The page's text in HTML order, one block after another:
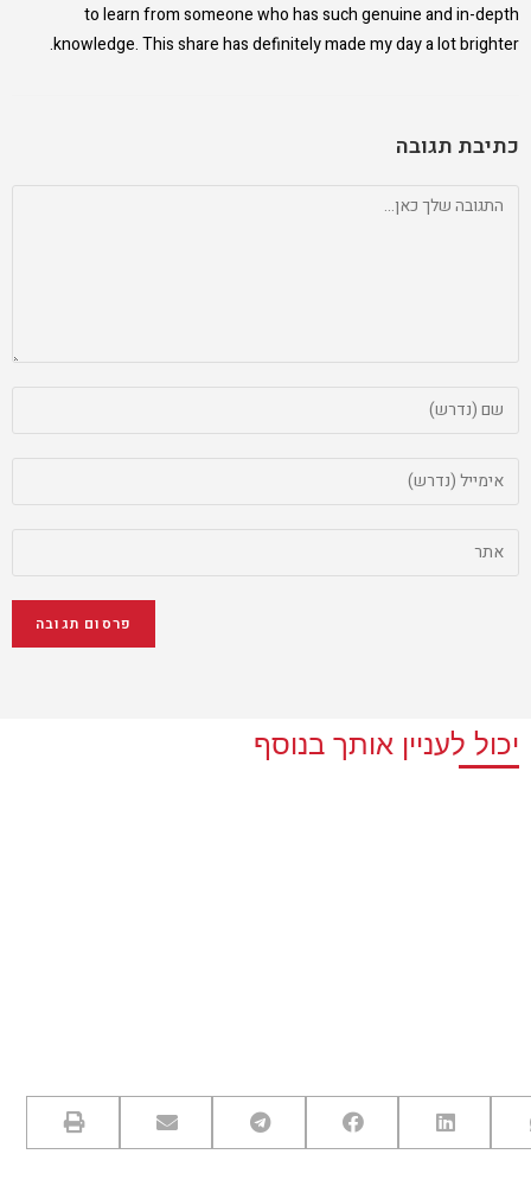
to learn from someone who has such genuine and in-depth
knowledge. This share has definitely made my day a lot brighter.
כתיבת תגובה
יכול לעניין אותך בנוסף